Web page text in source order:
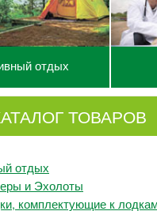
отдых
ТОВАРОВ
отдых
и Эхолоты
комплектующие к